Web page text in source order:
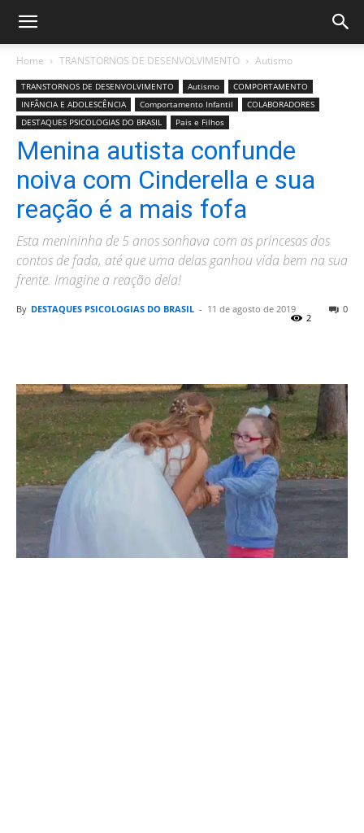
Home TRANSTORNOS DE DESENVOLVIMENTO Autismo
TRANSTORNOS DE DESENVOLVIMENTO Autismo
COMPORTAMENTO
INFÂNCIA E ADOLESCÊNCIA
Comportamento Infantil
COLABORADORES
DESTAQUES PSICOLOGIAS DO BRASIL
Pais e Filhos
Menina autista confunde
noiva com Cinderella e sua
reação é a mais fofa
Esta menininha de 5 anos sonhava com as princesas dos
contos de fada, até que uma delas ganhou vida bem na sua
frente. Imagine a reação dela!
By DESTAQUES PSICOLOGIAS DO BRASIL - 11 de agosto de 2019 0
2